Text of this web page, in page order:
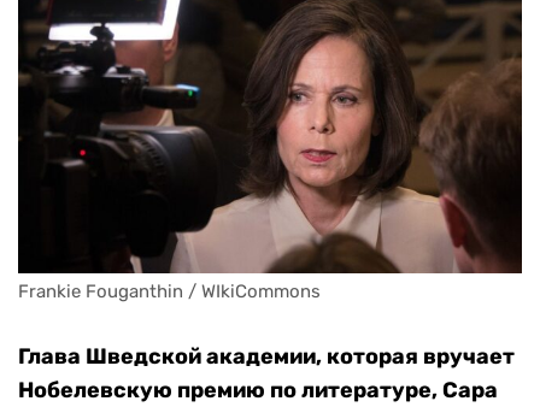
Frankie Fouganthin / WIkiCommons
Глава Шведской академии, которая вручает
Нобелевскую премию по литературе, Сара